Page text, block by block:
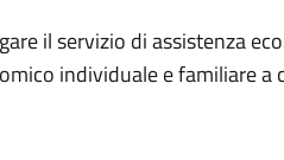
il servizio di assistenza
individuale e familiare a